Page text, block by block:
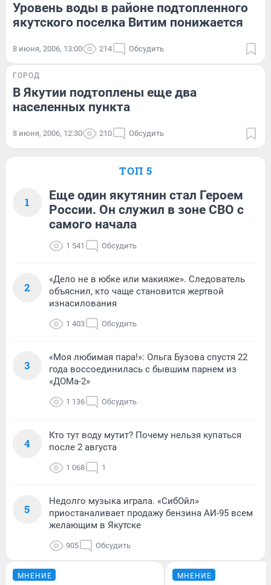
Уровень воды в районе подтопленного
якутского поселка Витим понижается
8 июня, 2006, 13:00 214 Обсудить
ГОРОД
В Якутии подтоплены еще два
населенных пункта
8 июня, 2006, 12:30 210 Обсудить
ТОП 5
1
Еще один якутянин стал Героем
России. Он служил в зоне СВО с
самого начала
1 541 Обсудить
2
«Дело не в юбке или макияже». Следователь
объяснил, кто чаще становится жертвой
изнасилования
1 403 Обсудить
3
«Моя любимая пара!»: Ольга Бузова спустя 22
года воссоединилась с бывшим парнем из
«ДОМа-2»
1 136 Обсудить
4
Кто тут воду мутит? Почему нельзя купаться
после 2 августа
1 068 1
5
Недолго музыка играла. «СибОйл»
приостаналивает продажу бензина АИ-95 всем
желающим в Якутске
905 Обсудить
МНЕНИЕ МНЕНИЕ